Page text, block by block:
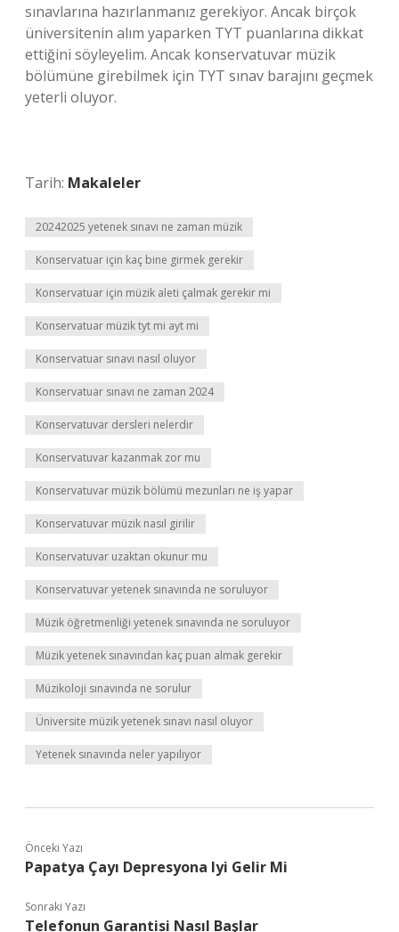
sınavlarına hazırlanmanız gerekiyor. Ancak birçok
üniversitenin alım yaparken TYT puanlarına dikkat
ettiğini söyleyelim. Ancak konservatuvar müzik
bölümüne girebilmek için TYT sınav barajını geçmek
yeterli oluyor.
Tarih: Makaleler
20242025 yetenek sınavı ne zaman müzik
Konservatuar için kaç bine girmek gerekir
Konservatuar için müzik aleti çalmak gerekir mi
Konservatuar müzik tyt mi ayt mi
Konservatuar sınavı nasıl oluyor
Konservatuar sınavı ne zaman 2024
Konservatuvar dersleri nelerdir
Konservatuvar kazanmak zor mu
Konservatuvar müzik bölümü mezunları ne iş yapar
Konservatuvar müzik nasıl girilir
Konservatuvar uzaktan okunur mu
Konservatuvar yetenek sınavında ne soruluyor
Müzik öğretmenliği yetenek sınavında ne soruluyor
Müzik yetenek sınavından kaç puan almak gerekir
Müzikoloji sınavında ne sorulur
Üniversite müzik yetenek sınavı nasıl oluyor
Yetenek sınavında neler yapılıyor
Önceki Yazı
Papatya Çayı Depresyona Iyi Gelir Mi
Sonraki Yazı
Telefonun Garantisi Nasıl Başlar